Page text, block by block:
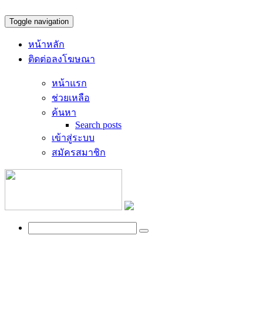
Toggle navigation
หน้าหลัก
ติดต่อลงโฆษณา
หน้าแรก
ช่วยเหลือ
ค้นหา
Search posts
เข้าสู่ระบบ
สมัครสมาชิก